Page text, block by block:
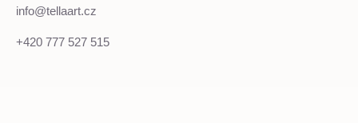
info@tellaart.cz
+420 777 527 515